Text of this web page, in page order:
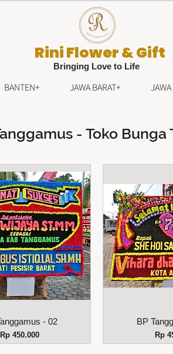
Rini Flower & Gift
Bringing Love to Life
BANTEN+ JAWA BARAT+
- Toko Bunga
Cepat- 02
Harga
Rp 450.000
BP
Rp